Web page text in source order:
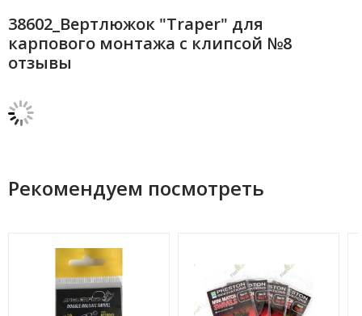
38602_Вертлюжок "Traper" для
карпового монтажа с клипсой №8
отзывы
Рекомендуем посмотреть